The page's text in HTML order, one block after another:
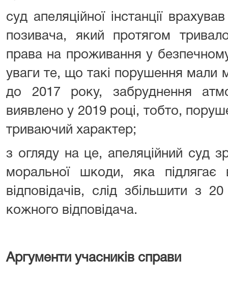
суд апеляційної інстанції
позивача, який протягом
права на проживання у
уваги те, що такі порушення мали
до 2017 року, забруднення
виявлено у 2019 році, тобто,
триваючий характер;
з огляду на це, апеляційний суд
моральної шкоди, яка
відповідачів, слід збільшити з
кожного відповідача.
Аргументи учасників справи